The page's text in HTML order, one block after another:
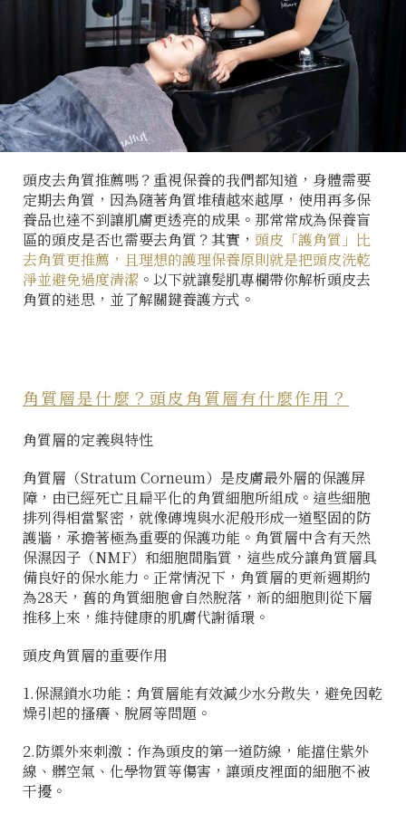
頭皮去角質推薦嗎？重視保養的我們都知道，身體需要
定期去角質，因為隨著角質堆積越來越厚，使用再多保
養品也達不到讓肌膚更透亮的成果。那常常成為保養盲
區的頭皮是否也需要去角質？其實， 頭皮「護角質」比
去角質更推薦，且理想的護理保養原則就是把頭皮洗乾
淨並避免過度清潔 。以下就讓髮肌專欄帶你解析頭皮去
角質的迷思，並了解關鍵養護方式。
角質層是什麼？頭皮角質層有什麼作用？
角質層的定義與特性
角質層（Stratum Corneum）是皮膚最外層的保護屏
障，由已經死亡且扁平化的角質細胞所組成。這些細胞
排列得相當緊密，就像磚塊與水泥般形成一道堅固的防
護牆，承擔著極為重要的保護功能。角質層中含有天然
保濕因子（NMF）和細胞間脂質，這些成分讓角質層具
備良好的保水能力。正常情況下，角質層的更新週期約
為28天，舊的角質細胞會自然脫落，新的細胞則從下層
推移上來，維持健康的肌膚代謝循環。
頭皮角質層的重要作用
1.保濕鎖水功能 ：角質層能有效減少水分散失，避免因乾
燥引起的搔癢、脫屑等問題。
2.防禦外來刺激 ：作為頭皮的第一道防線，能擋住紫外
線、髒空氣、化學物質等傷害，讓頭皮裡面的細胞不被
干擾。